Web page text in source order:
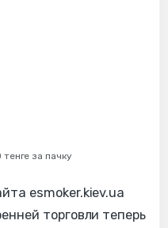
за пачку
esmoker.kiev.ua
торговли теперь